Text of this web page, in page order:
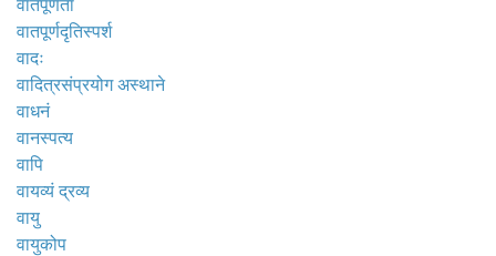
वातपूर्णता
वातपूर्णदृतिस्पर्श
वादः
वादित्रसंप्रयोग अस्थाने
वाधनं
वानस्पत्य
वापि
वायव्यं द्रव्य
वायु
वायुकोप